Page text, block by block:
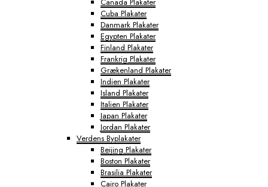
Cuba Plakater
Danmark Plakater
Egypten Plakater
Finland Plakater
Frankrig Plakater
Grækenland Plakater
Indien Plakater
Island Plakater
Italien Plakater
Japan Plakater
Jordan Plakater
Verdens Byplakater
Beijing Plakater
Boston Plakater
Brasilia Plakater
Cairo Plakater